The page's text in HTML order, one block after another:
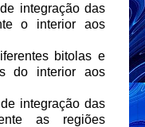
integração das
o interior aos
bitolas e
do interior aos
integração das
as regiões